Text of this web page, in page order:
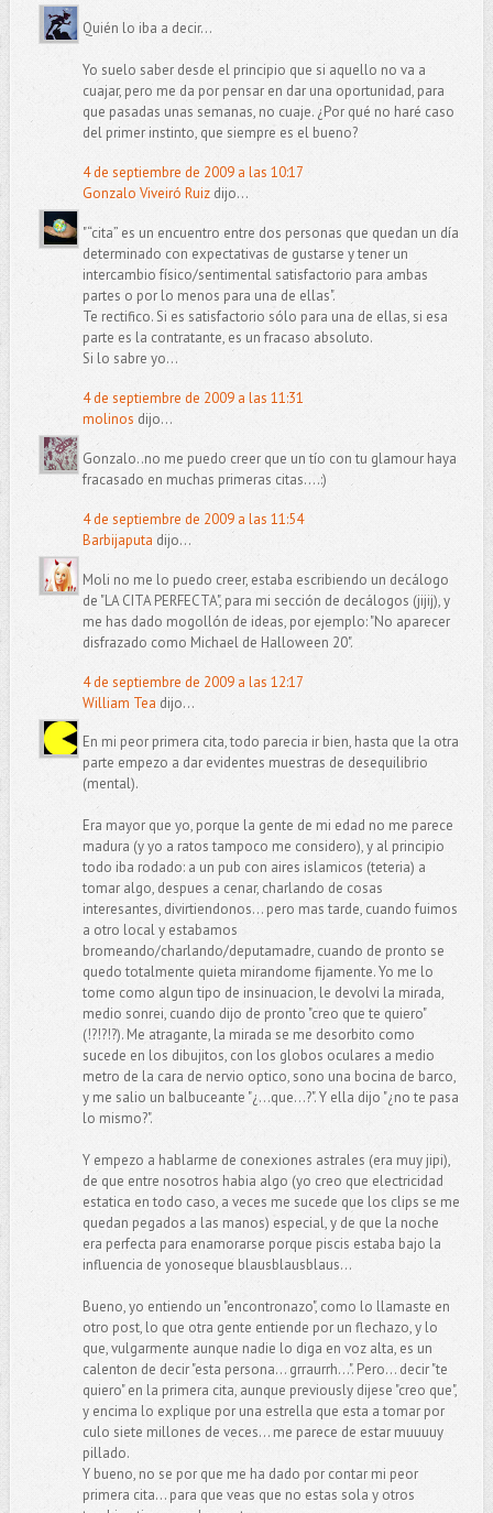
Quién lo iba a decir...
Yo suelo saber desde el principio que si aquello no va a
cuajar, pero me da por pensar en dar una oportunidad, para
que pasadas unas semanas, no cuaje. ¿Por qué no haré caso
del primer instinto, que siempre es el bueno?
4 de septiembre de 2009 a las 10:17
Gonzalo Viveiró Ruizdijo...
"“cita” es un encuentro entre dos personas que quedan un día
determinado con expectativas de gustarse y tener un
intercambio físico/sentimental satisfactorio para ambas
partes o por lo menos para una de ellas".
Te rectifico. Si es satisfactorio sólo para una de ellas, si esa
parte es la contratante, es un fracaso absoluto.
Si lo sabre yo...
4 de septiembre de 2009 a las 11:31
molinos dijo...
Gonzalo..no me puedo creer que un tío con tu glamour haya
fracasado en muchas primeras citas....:)
4 de septiembre de 2009 a las 11:54
Barbijaputa dijo...
Moli no me lo puedo creer, estaba escribiendo un decálogo
de "LA CITA PERFECTA", para mi sección de decálogos (jijij), y
me has dado mogollón de ideas, por ejemplo: "No aparecer
disfrazado como Michael de Halloween 20".
4 de septiembre de 2009 a las 12:17
William Tea dijo...
En mi peor primera cita, todo parecia ir bien, hasta que la otra
parte empezo a dar evidentes muestras de desequilibrio
(mental).
Era mayor que yo, porque la gente de mi edad no me parece
madura (y yo a ratos tampoco me considero), y al principio
todo iba rodado: a un pub con aires islamicos (teteria) a
tomar algo, despues a cenar, charlando de cosas
interesantes, divirtiendonos... pero mas tarde, cuando fuimos
a otro local y estabamos
bromeando/charlando/deputamadre, cuando de pronto se
quedo totalmente quieta mirandome fijamente. Yo me lo
tome como algun tipo de insinuacion, le devolvi la mirada,
medio sonrei, cuando dijo de pronto "creo que te quiero"
(!?!?!?). Me atragante, la mirada se me desorbito como
sucede en los dibujitos, con los globos oculares a medio
metro de la cara de nervio optico, sono una bocina de barco,
y me salio un balbuceante "¿...que...?". Y ella dijo "¿no te pasa
lo mismo?".
Y empezo a hablarme de conexiones astrales (era muy jipi),
de que entre nosotros habia algo (yo creo que electricidad
estatica en todo caso, a veces me sucede que los clips se me
quedan pegados a las manos) especial, y de que la noche
era perfecta para enamorarse porque piscis estaba bajo la
influencia de yonoseque blausblausblaus...
Bueno, yo entiendo un "encontronazo", como lo llamaste en
otro post, lo que otra gente entiende por un flechazo, y lo
que, vulgarmente aunque nadie lo diga en voz alta, es un
calenton de decir "esta persona... grraurrh...". Pero... decir "te
quiero" en la primera cita, aunque previously dijese "creo que",
y encima lo explique por una estrella que esta a tomar por
culo siete millones de veces... me parece de estar muuuuy
pillado.
Y bueno, no se por que me ha dado por contar mi peor
primera cita... para que veas que no estas sola y otros